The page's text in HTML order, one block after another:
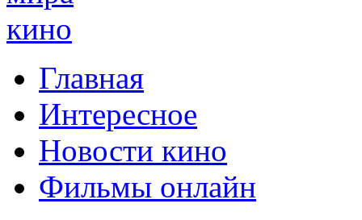
Главная
Интересное
Новости кино
Фильмы онлайн